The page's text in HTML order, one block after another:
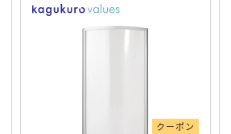
クーポン